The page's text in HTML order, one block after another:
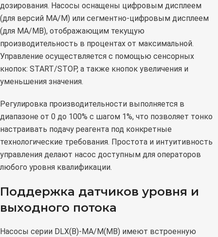
дозирования. Насосы оснащены цифровым дисплеем
(для версий MA/M) или сегментно-цифровым дисплеем
(для MA/MB), отображающим текущую
производительность в процентах от максимальной.
Управление осуществляется с помощью сенсорных
кнопок: START/STOP, а также кнопок увеличения и
уменьшения значения.
Регулировка производительности выполняется в
диапазоне от 0 до 100% с шагом 1%, что позволяет тонко
настраивать подачу реагента под конкретные
технологические требования. Простота и интуитивность
управления делают насос доступным для операторов
любого уровня квалификации.
Поддержка датчиков уровня и
выходного потока
Насосы серии DLX(B)-MA/M(MB) имеют встроенную